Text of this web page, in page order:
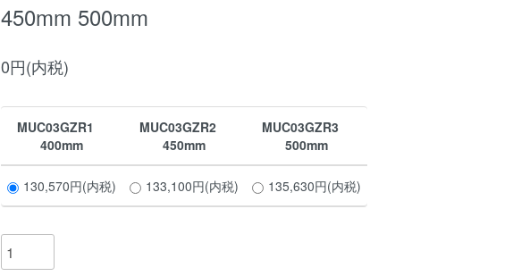
450mm 500mm
0円(内税)
MUC03GZR1
400mm
MUC03GZR2
450mm
MUC03GZR3
500mm
130,570円(内税) 133,100円(内税) 135,630円(内税)